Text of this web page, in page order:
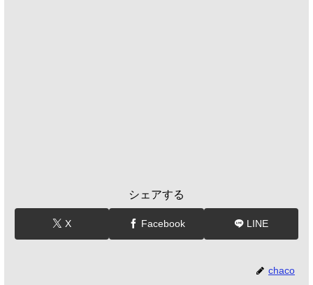
シェアする
X Facebook LINE
chaco